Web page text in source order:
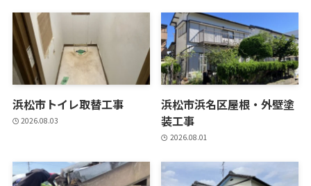
浜松市トイレ取替工事
2026.08.03
浜松市浜名区屋根・外壁塗
装工事
2026.08.01